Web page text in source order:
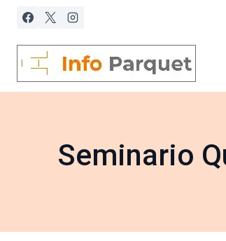
Saltar
contenido
Seminario